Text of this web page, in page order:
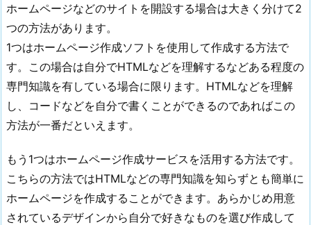
ー
ジ
な
ど
の
イ
ト
設
の
方
法
ホームページなどのサイトを開設する場合は大きく分けて2
つの方法があります。
1つはホームページ作成ソフトを使用して作成する方法で
す。この場合は自分でHTMLなどを理解するなどある程度の
専門知識を有している場合に限ります。HTMLなどを理解
し、コードなどを自分で書くことができるのであればこの
方法が一番だといえます。
もう1つはホームページ作成サービスを活用する方法です。
こちらの方法ではHTMLなどの専門知識を知らずとも簡単に
ホームページを作成することができます。あらかじめ用意
されているデザインから自分で好きなものを選び作成して